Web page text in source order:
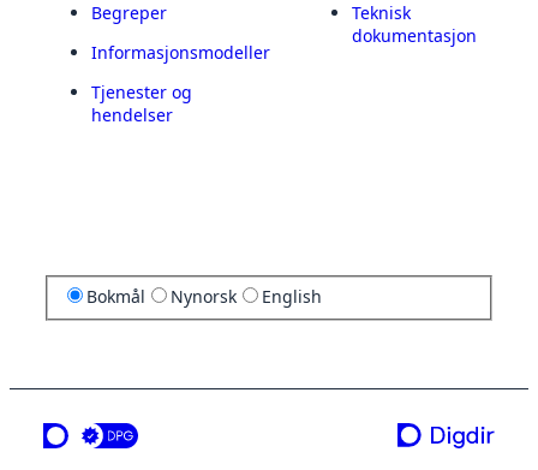
Begreper
Informasjonsmodeller
Tjenester og
hendelser
Teknisk
dokumentasjon
Bokmål Nynorsk English